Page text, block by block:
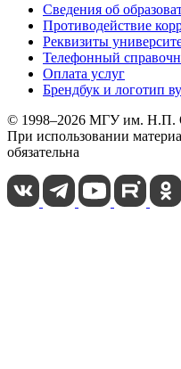
Сведения об
Противодействие
Реквизиты
Телефонный
Оплата услуг
Брендбук и логотип
© 1998–2026 МГУ им.
При использовании
обязательна